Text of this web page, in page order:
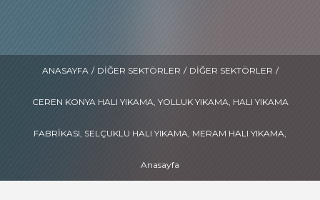
ANASAYFA / DIĞER SEKTÖRLER / DIĞER SEKTÖRLER /
CEREN KONYA HALI YIKAMA, YOLLUK YIKAMA, HALI YIKAMA
FABRIKASI, SELÇUKLU HALI YIKAMA, MERAM HALI YIKAMA,
Anasayfa